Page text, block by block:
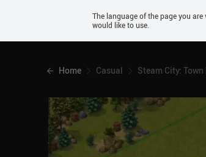
Android
Home Casual Steam City:
The language of the page you
would like to use.